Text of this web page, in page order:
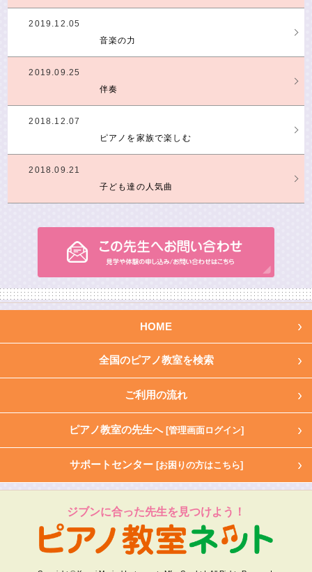
2019.12.05
音楽の力
2019.09.25
伴奏
2018.12.07
ピアノを家族で楽しむ
2018.09.21
子ども達の人気曲
HOME
全国のピアノ教室を検索
ご利用の流れ
ピアノ教室の先生へ [管理画面ログイン]
サポートセンター [お困りの方はこちら]
ジブンに合った先生を見つけよう！